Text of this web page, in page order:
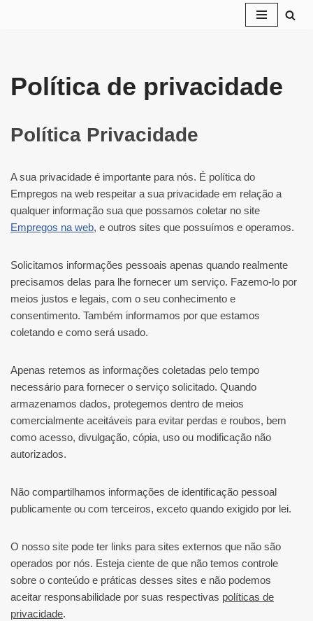
conteúdo
Política de privacidade
Política Privacidade
A sua privacidade é importante para nós. É política do
Empregos na web respeitar a sua privacidade em relação a
qualquer informação sua que possamos coletar no site
Empregos na web, e outros sites que possuímos e operamos.
Solicitamos informações pessoais apenas quando realmente
precisamos delas para lhe fornecer um serviço. Fazemo-lo por
meios justos e legais, com o seu conhecimento e
consentimento. Também informamos por que estamos
coletando e como será usado.
Apenas retemos as informações coletadas pelo tempo
necessário para fornecer o serviço solicitado. Quando
armazenamos dados, protegemos dentro de meios
comercialmente aceitáveis ​​para evitar perdas e roubos, bem
como acesso, divulgação, cópia, uso ou modificação não
autorizados.
Não compartilhamos informações de identificação pessoal
publicamente ou com terceiros, exceto quando exigido por lei.
O nosso site pode ter links para sites externos que não são
operados por nós. Esteja ciente de que não temos controle
sobre o conteúdo e práticas desses sites e não podemos
aceitar responsabilidade por suas respectivas políticas de
privacidade.